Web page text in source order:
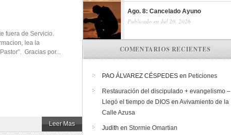
fuera de Servicio.
lea la
Gracias por...
Leer Mas
Ago. 8: Cancelado Ayuno
Publicado en Jul 20, 2026
COMENTARIOS RECIENTES
PAO ÁLVAREZ CÉSPEDES en Peticiones
Restauración del discipulado + evangelismo –
Llegó el tiempo de DIOS en Avivamiento de la
Calle Azusa
Judith en Stormie Omartian